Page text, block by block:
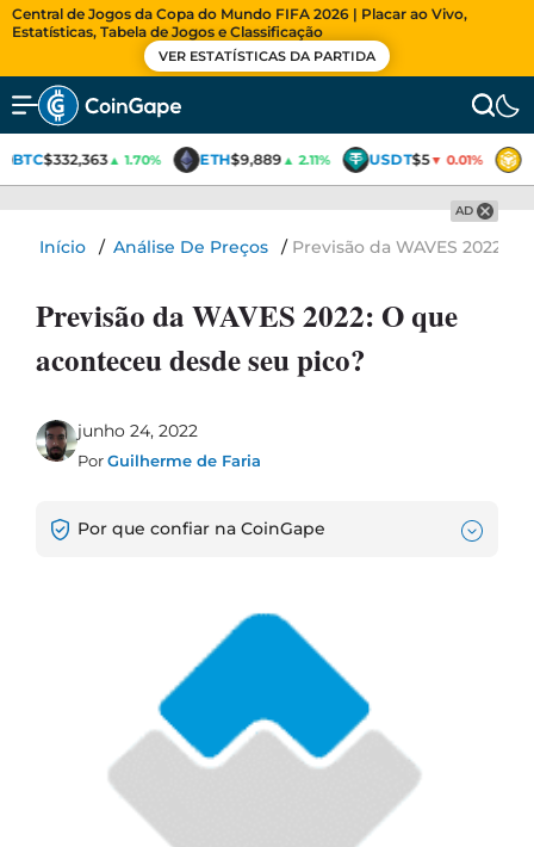
Central de Jogos da Copa do Mundo FIFA 2026 | Placar ao Vivo,
Estatísticas, Tabela de Jogos e Classificação
VER ESTATÍSTICAS DA PARTIDA
BTC$332,363▲ 1.70% ETH$9,889▲ 2.11% USDT$5▼ 0.01%
AD
Início / Análise De Preços / Previsão da WAVES 2022:
Previsão da WAVES 2022: O que
aconteceu desde seu pico?
junho 24, 2022
PorGuilherme de Faria
Por que confiar na CoinGape